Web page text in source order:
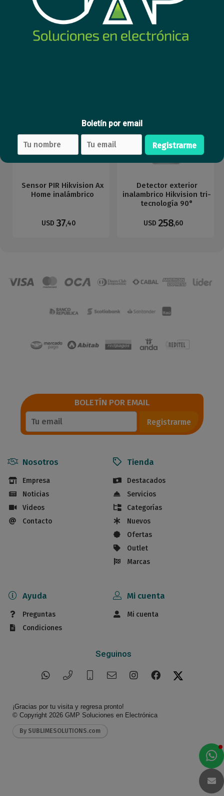
Detector pircam
Hikvision inalambrico
inmune a mascotas 30kg
Sensor Pir Hikvision Ax
Pro exterior DS-
PDTT15AM-LM
Sensor PIR Hikvision Ax
Home inalámbrico
USD 37,40
Detector exterior
inalambrico Hikvision tri-
tecnología 90°
USD 258,60
Boletín por email
Registrarme
BOLETÍN POR EMAIL
Registrarme
Nosotros
Empresa
Noticias
Videos
Contacto
Tienda
Destacados
Servicios
Categorías
Nuevos
Ofertas
Outlet
Marcas
Ayuda
Preguntas
Condiciones
Mi cuenta
Mi cuenta
Seguinos
¡Gracias por tu visita y regresa pronto!
© Copyright 2026 GMP Soluciones en Electrónica
By SUBLIMESOLUTIONS.com